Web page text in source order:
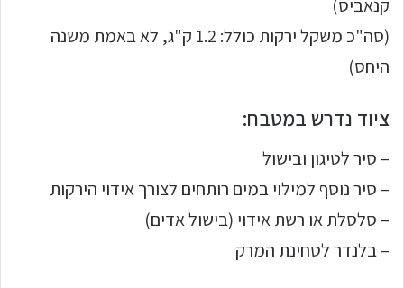
קנאביס)
(סה"כ משקל ירקות כולל: 1.2 ק"ג, לא באמת משנה
היחס)
ציוד נדרש במטבח:
– סיר לטיגון ובישול
– סיר נוסף למילוי במים רותחים לצורך אידוי הירקות
– סלסלת או רשת אידוי (בישול אדים)
– בלנדר לטחינת המרק